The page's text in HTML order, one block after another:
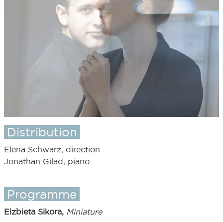
Distribution
Elena Schwarz, direction
Jonathan Gilad, piano
Programme
Elzbieta Sikora, Miniature